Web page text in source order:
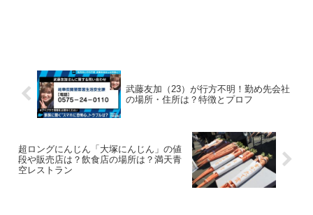
武藤友加（23）が行方不明！勤め先会社
の場所・住所は？特徴とプロフ
超ロングにんじん「大塚にんじん」の値
段や販売店は？飲食店の場所は？満天青
空レストラン